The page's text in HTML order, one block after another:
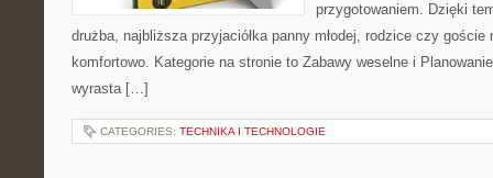
przygotowaniem. Dzięki
drużba, najbliższa przyjaciółka panny młodej, rodzice czy
komfortowo. Kategorie na stronie to Zabawy weselne i
wyrasta […]
CATEGORIES: TECHNIKA I TECHNOLOGIE